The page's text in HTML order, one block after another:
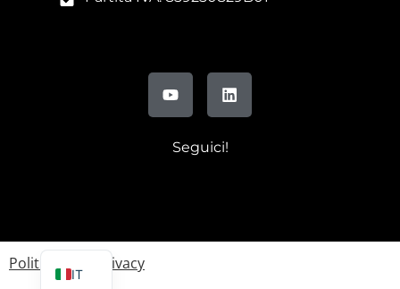
Seguici!
Politica sulla privacy
IT
EN